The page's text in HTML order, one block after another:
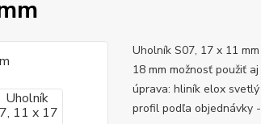
Uholník S07, 17 x 11
18 mm možnosť použiť
úprava: hliník elox
profil podľa objednávky